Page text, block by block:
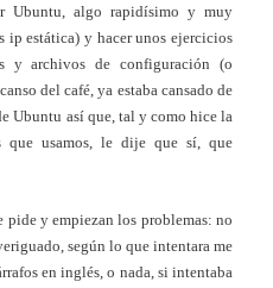
Ubuntu, algo rapidísimo y muy
ip estática) y hacer unos ejercicios
y archivos de configuración (o
del café, ya estaba cansado de
Ubuntu así que, tal y como hice la
que usamos, le dije que sí, que
y empiezan los problemas: no
según lo que intentara me
en inglés, o nada, si intentaba